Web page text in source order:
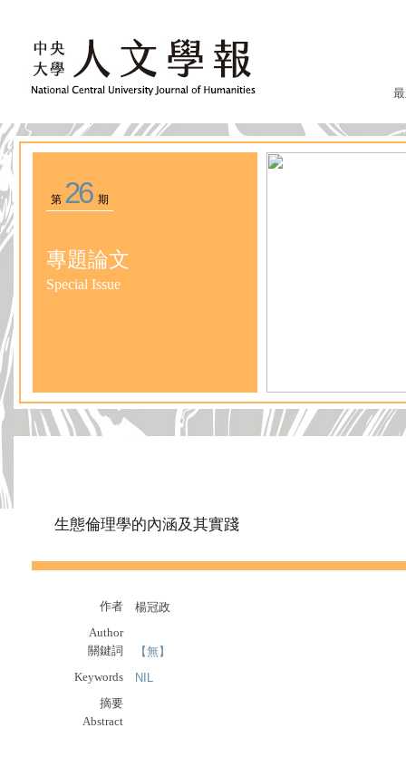
第 26期
專題論文
Special Issue
生態倫理學的內涵及其實踐
作者
楊冠政
Author
關鍵詞
【無】
Keywords
NIL
摘要
Abstract